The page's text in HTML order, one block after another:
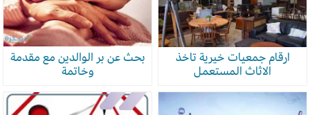
ارقام جمعيات خيرية تاخذ
الاثاث المستعمل
بحث عن بر الوالدين مع مقدمة
وخاتمة